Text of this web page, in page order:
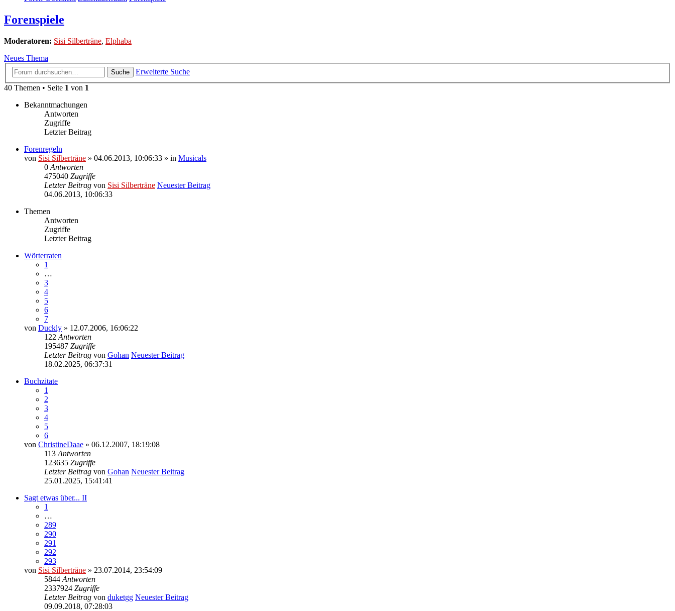
Forenspiele
Moderatoren: Sisi Silberträne, Elphaba
Neues Thema
Suche
Erweiterte Suche
40 Themen • Seite 1 von 1
Bekanntmachungen
Antworten
Zugriffe
Letzter Beitrag
Forenregeln
von Sisi Silberträne » 04.06.2013, 10:06:33 » in Musicals
0 Antworten
475040 Zugriffe
Letzter Beitrag von Sisi Silberträne Neuester Beitrag
04.06.2013, 10:06:33
Themen
Antworten
Zugriffe
Letzter Beitrag
Wörterraten
1
…
3
4
5
6
7
von Duckly » 12.07.2006, 16:06:22
122 Antworten
195487 Zugriffe
Letzter Beitrag von Gohan Neuester Beitrag
18.02.2025, 06:37:31
Buchzitate
1
2
3
4
5
6
von ChristineDaae » 06.12.2007, 18:19:08
113 Antworten
123635 Zugriffe
Letzter Beitrag von Gohan Neuester Beitrag
25.01.2025, 15:41:41
Sagt etwas über... II
1
…
289
290
291
292
293
von Sisi Silberträne » 23.07.2014, 23:54:09
5844 Antworten
2337924 Zugriffe
Letzter Beitrag von duketgg Neuester Beitrag
09.09.2018, 07:28:03